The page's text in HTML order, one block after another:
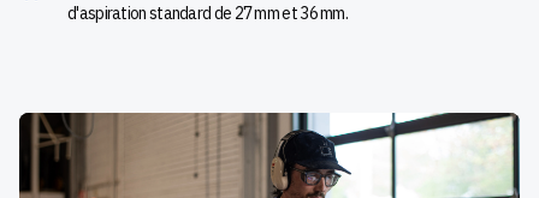
d'aspiration standard de 27 mm et 36 mm.